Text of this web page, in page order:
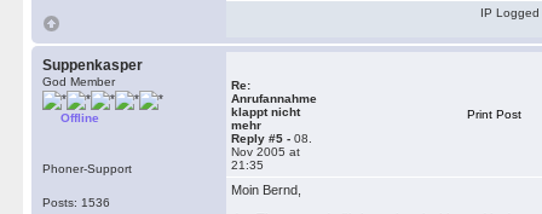
IP Logged
Suppenkasper
God Member
Offline
Phoner-Support
Posts: 1536
Re:
Anrufannahme
klappt nicht
mehr
Reply #5 - 08.
Nov 2005 at
21:35
Print Post
Moin Bernd,